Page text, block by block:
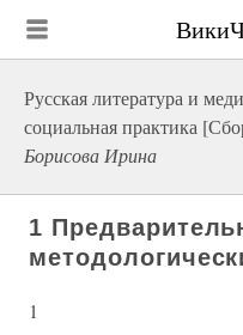
Русская литература и
социальная практика
Борисова Ирина
1
1